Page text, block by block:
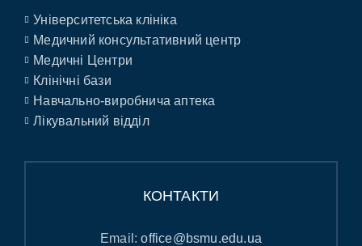
Університетська клініка
Медичний консультативний центр
Медичні Центри
Клінічні бази
Навчально-виробнича аптека
Лікувальний відділ
КОНТАКТИ
Email:office@bsmu.edu.ua